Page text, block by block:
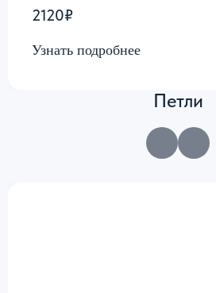
2120₽
Узнать подробнее
Петли